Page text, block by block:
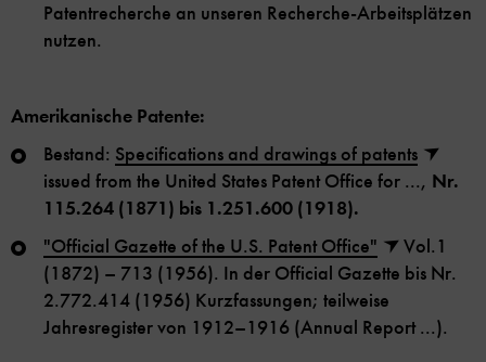
Patentrecherche an unseren Recherche-Arbeitsplätzen
nutzen.
Amerikanische Patente:
Bestand: Specifications and drawings of patents
issued from the United States Patent Office for ..., Nr.
115.264 (1871) bis 1.251.600 (1918).
"Official Gazette of the U.S. Patent Office"
Vol.1
(1872) – 713 (1956). In der Official Gazette bis Nr.
2.772.414 (1956) Kurzfassungen; teilweise
Jahresregister von 1912–1916 (Annual Report ...).